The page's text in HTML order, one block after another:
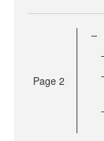
Page 2